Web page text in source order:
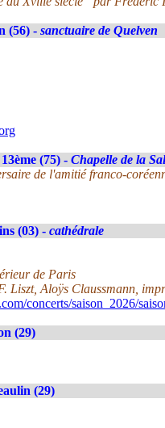
(56) - sanctuaire de Quelven
(75) - Chapelle de la
de l'amitié franco-
(03) - cathédrale
de Paris
Liszt, Aloÿs Claussmann,
concerts/saison_2026/
(29)
(29)